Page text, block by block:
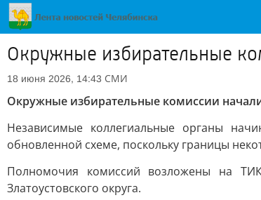
Окружные избирательные
18 июня 2026, 14:43 СМИ
Окружные избирательные комиссии
Независимые коллегиальные органы
обновленной схеме, поскольку границы
Полномочия комиссий возложены на ТИК
Златоустовского округа.